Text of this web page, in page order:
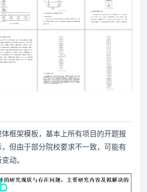
框架模板，基本上所有项目的开题报
但由于部分院校要求不一致，可能有
动。